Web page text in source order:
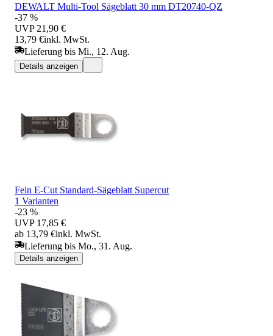
DEWALT Multi-Tool Sägeblatt 30 mm DT20740-QZ
-37 %
UVP 21,90 €
13,79 €inkl. MwSt.
Lieferung bis Mi., 12. Aug.
Details anzeigen
Fein E-Cut Standard-Sägeblatt Supercut
1 Varianten
-23 %
UVP 17,85 €
ab 13,79 €inkl. MwSt.
Lieferung bis Mo., 31. Aug.
Details anzeigen